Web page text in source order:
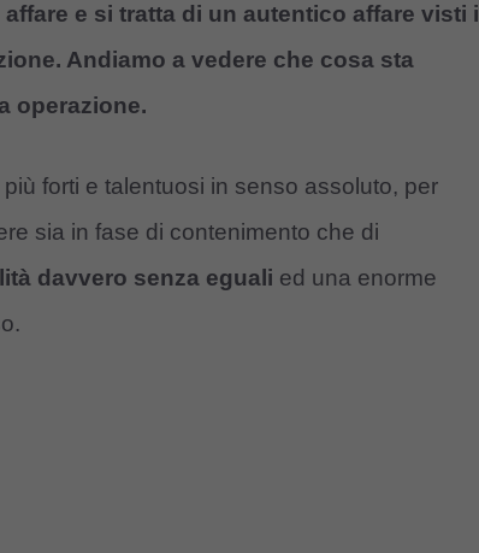
e si tratta di un autentico affare visti i
Andiamo a vedere che cosa sta
operazione.
più forti e talentuosi in senso assoluto, per
sia in fase di contenimento che di
davvero senza eguali ed una enorme